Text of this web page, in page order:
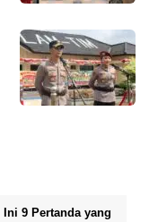
9 Pertanda yang